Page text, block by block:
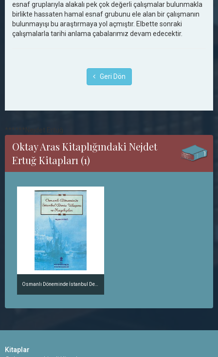
esnaf gruplarıyla alakalı pek çok değerli çalışmalar bulunmakla
birlikte hassaten hamal esnaf grubunu ele alan bir çalışmanın
bulunmayışı bu araştırmaya yol açmıştır. Elbette sonraki
çalışmalarla tarihi anlama çabalarımız devam edecektir.
Geri Dön
Oktay Aras Kitaplığındaki Nejdet
Ertuğ Kitapları (1)
Kitaplar